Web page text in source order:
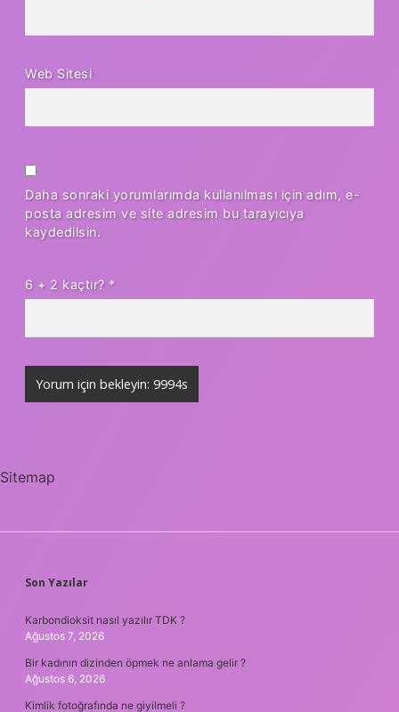
Web Sitesi
Daha sonraki yorumlarımda kullanılması için adım, e-
posta adresim ve site adresim bu tarayıcıya
kaydedilsin.
6 + 2 kaçtır? *
Sitemap
SIDEBAR
Son Yazılar
Karbondioksit nasıl yazılır TDK ?
Ağustos 7, 2026
Bir kadının dizinden öpmek ne anlama gelir ?
Ağustos 6, 2026
Kimlik fotoğrafında ne giyilmeli ?